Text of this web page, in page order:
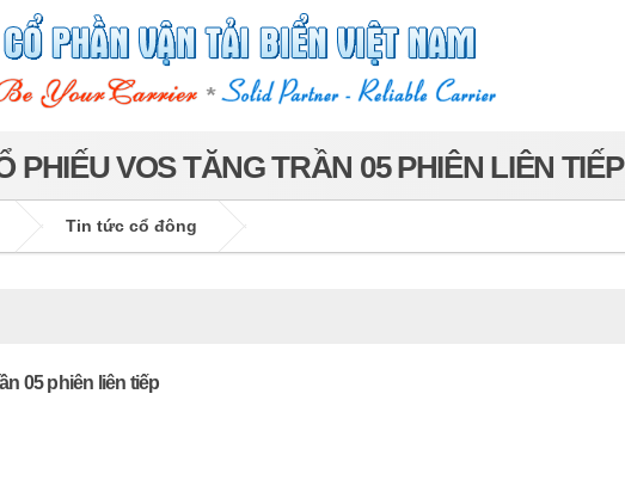
PHIẾU VOS TĂNG TRẦN 05 PHIÊN LIÊN TIẾP
Tin tức cổ đông
05 phiên liên tiếp